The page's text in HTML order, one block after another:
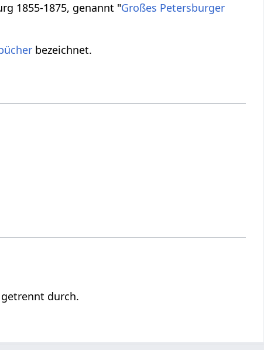
1855-1875, genannt "Großes Petersburger
bezeichnet.
durch.